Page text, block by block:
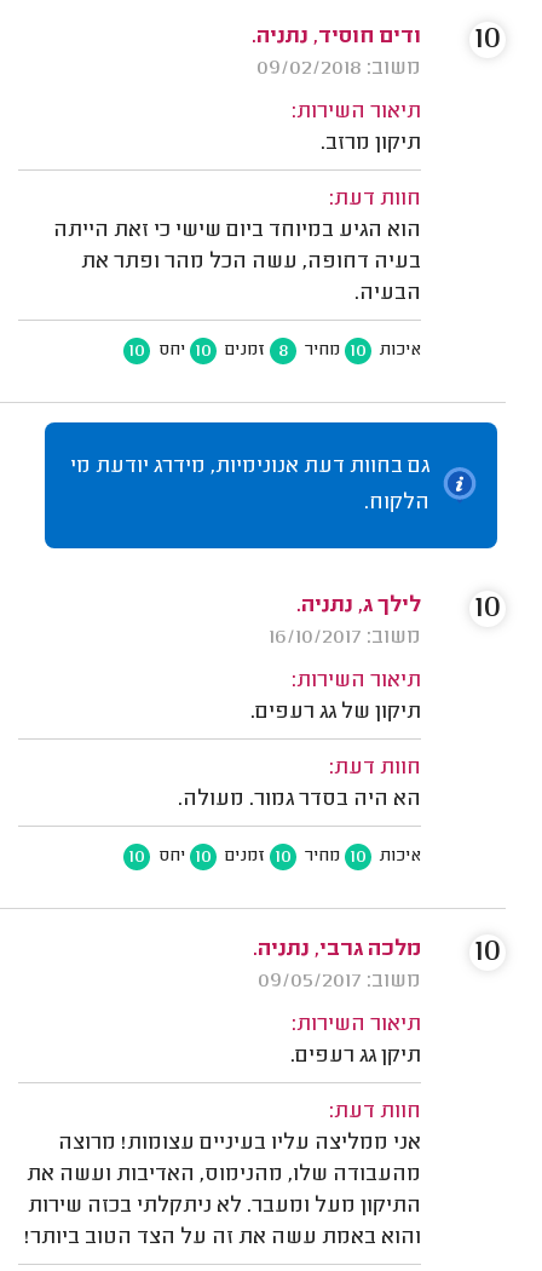
ודים חוסיד, נתניה.
משוב: 09/02/2018
תיאור השירות:
תיקון מרזב.
חוות דעת:
הוא הגיע במיוחד ביום שישי כי זאת הייתה
בעיה דחופה, עשה הכל מהר ופתר את
הבעיה.
איכות 10 מחיר 8 זמנים 10 יחס 10
10
גם בחוות דעת אנונימיות, מידרג יודעת מי
הלקוח.
לילך ג, נתניה.
משוב: 16/10/2017
תיאור השירות:
תיקון של גג רעפים.
חוות דעת:
הא היה בסדר גמור. מעולה.
איכות 10 מחיר 10 זמנים 10 יחס 10
10
מלכה גרבי, נתניה.
משוב: 09/05/2017
תיאור השירות:
תיקן גג רעפים.
חוות דעת:
אני ממליצה עליו בעיניים עצומות! מרוצה
מהעבודה שלו, מהנימוס, האדיבות ועשה את
התיקון מעל ומעבר. לא ניתקלתי בכזה שירות
והוא באמת עשה את זה על הצד הטוב ביותר!
10